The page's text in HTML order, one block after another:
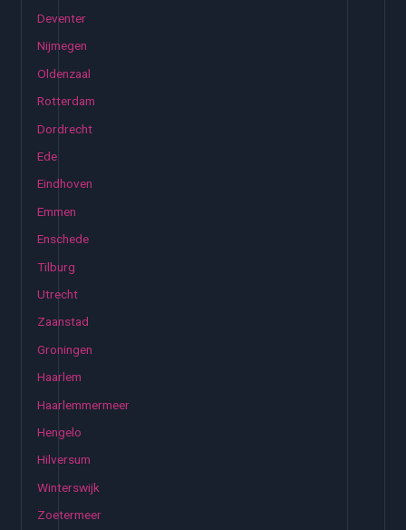
Deventer
Nijmegen
Oldenzaal
Rotterdam
Dordrecht
Ede
Eindhoven
Emmen
Enschede
Tilburg
Utrecht
Zaanstad
Groningen
Haarlem
Haarlemmermeer
Hengelo
Hilversum
Winterswijk
Zoetermeer